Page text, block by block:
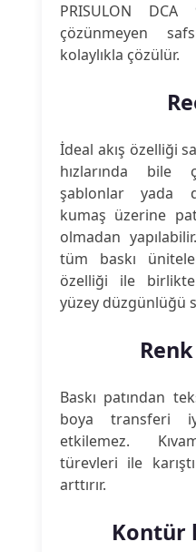
PRISULON
çözünmeyen
kolaylıkla çözülür.
İdeal akış özelliği
hızlarında bile
şablonlar yada
kumaş üzerine
olmadan
tüm baskı
özelliği ile
yüzey düzgünlüğü
Baskı patından
boya transferi
etkilemez.
türevleri ile
arttırır.
Kontür